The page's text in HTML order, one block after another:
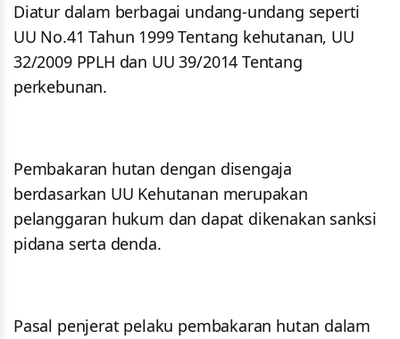
Diatur dalam berbagai undang-undang seperti
UU No.41 Tahun 1999 Tentang kehutanan, UU
32/2009 PPLH dan UU 39/2014 Tentang
perkebunan.
Pembakaran hutan dengan disengaja
berdasarkan UU Kehutanan merupakan
pelanggaran hukum dan dapat dikenakan sanksi
pidana serta denda.
Pasal penjerat pelaku pembakaran hutan dalam